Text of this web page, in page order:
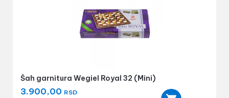
Šah garnitura Wegiel Royal 32 (Mini)
3.900,00 RSD